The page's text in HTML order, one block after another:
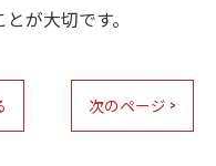
が大切です。
次のページ >